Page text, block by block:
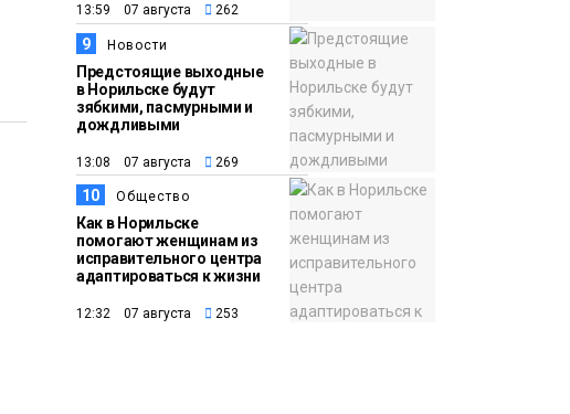
13:59 07 августа 262
9 Новости
Предстоящие выходные
в Норильске будут
зябкими, пасмурными и
дождливыми
13:08 07 августа 269
10 Общество
Как в Норильске
помогают женщинам из
исправительного центра
адаптироваться к жизни
12:32 07 августа 253